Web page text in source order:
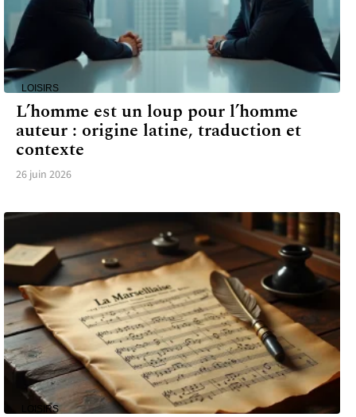
LOISIRS
L’homme est un loup pour l’homme
auteur : origine latine, traduction et
contexte
26 juin 2026
LOISIRS